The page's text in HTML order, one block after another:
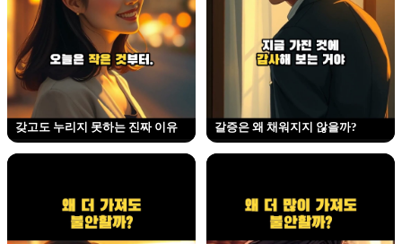
갖고도 누리지 못하는 진짜 이유 갈증은 왜 채워지지 않을까?